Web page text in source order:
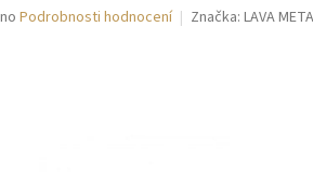
Podrobnosti hodnocení Značka: LAVA